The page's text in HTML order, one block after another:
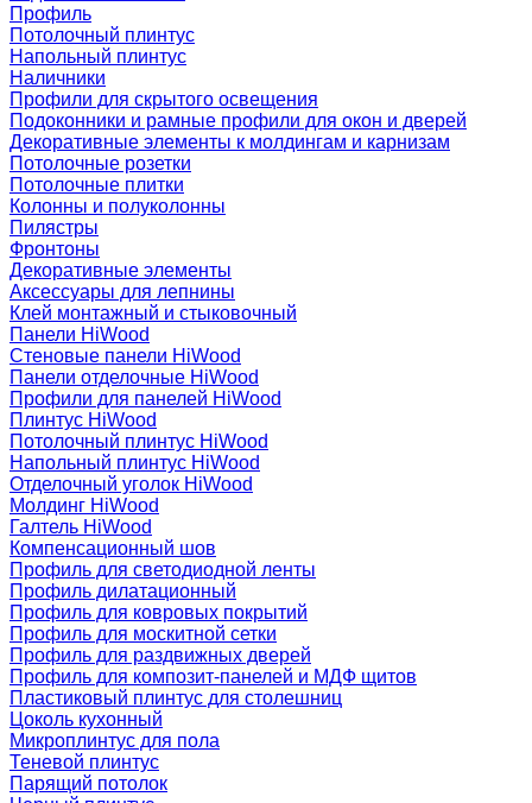
Профиль
Потолочный плинтус
Напольный плинтус
Наличники
Профили для скрытого освещения
Подоконники и рамные профили для окон и дверей
Декоративные элементы к молдингам и карнизам
Потолочные розетки
Потолочные плитки
Колонны и полуколонны
Пилястры
Фронтоны
Декоративные элементы
Аксессуары для лепнины
Клей монтажный и стыковочный
Панели HiWood
Стеновые панели HiWood
Панели отделочные HiWood
Профили для панелей HiWood
Плинтус HiWood
Потолочный плинтус HiWood
Напольный плинтус HiWood
Отделочный уголок HiWood
Молдинг HiWood
Галтель HiWood
Компенсационный шов
Профиль для светодиодной ленты
Профиль дилатационный
Профиль для ковровых покрытий
Профиль для москитной сетки
Профиль для раздвижных дверей
Профиль для композит-панелей и МДФ щитов
Пластиковый плинтус для столешниц
Цоколь кухонный
Микроплинтус для пола
Теневой плинтус
Парящий потолок